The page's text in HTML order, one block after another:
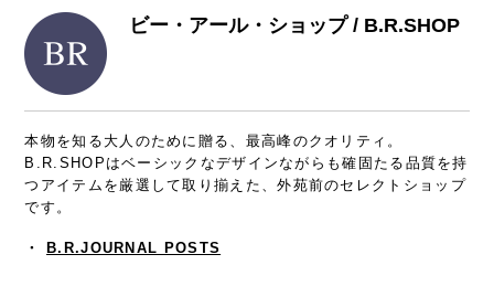
ビー・アール・ショップ / B.R.SHOP
本物を知る大人のために贈る、最高峰のクオリティ。
B.R.SHOPはベーシックなデザインながらも確固たる品質を持
つアイテムを厳選して取り揃えた、外苑前のセレクトショップ
です。
・ B.R.JOURNAL POSTS